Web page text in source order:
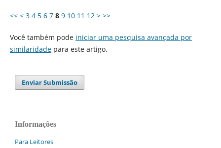
<< < 3 4 5 6 7 8 9 10 11 12 > >>
Você também pode iniciar uma pesquisa avançada por
similaridadepara este artigo.
Enviar Submissão
Informações
Para Leitores